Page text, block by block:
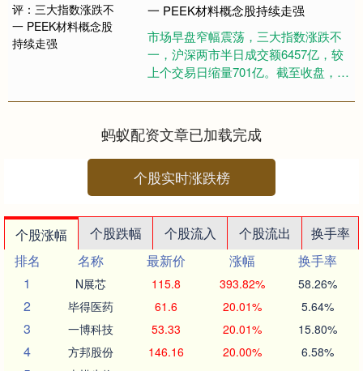
一 PEEK材料概念股持续走强
市场早盘窄幅震荡，三大指数涨跌不
一，沪深两市半日成交额6457亿，较
上个交易日缩量701亿。截至收盘，沪
指涨0.05%....
蚂蚁配资文章已加载完成
个股实时涨跌榜
个股涨幅 个股跌幅 个股流入 个股流出
换手率
排名
名称 最新价 涨幅
换手率
1
N展芯 115.8 393.82% 58.26%
2 毕得医药 61.6 20.01% 5.64%
3 一博科技 53.33 20.01% 15.80%
4 方邦股份 146.16 20.00% 6.58%